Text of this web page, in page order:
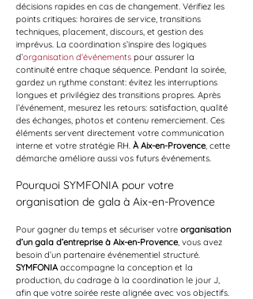
décisions rapides en cas de changement. Vérifiez les
points critiques: horaires de service, transitions
techniques, placement, discours, et gestion des
imprévus. La coordination s’inspire des logiques
d’organisation d'événements pour assurer la
continuité entre chaque séquence. Pendant la soirée,
gardez un rythme constant: évitez les interruptions
longues et privilégiez des transitions propres. Après
l’événement, mesurez les retours: satisfaction, qualité
des échanges, photos et contenu remerciement. Ces
éléments servent directement votre communication
interne et votre stratégie RH. À Aix-en-Provence, cette
démarche améliore aussi vos futurs événements.
Pourquoi SYMFONIA pour votre
organisation de gala à Aix-en-Provence
Pour gagner du temps et sécuriser votre organisation
d’un gala d’entreprise à Aix-en-Provence, vous avez
besoin d’un partenaire événementiel structuré.
SYMFONIA accompagne la conception et la
production, du cadrage à la coordination le jour J,
afin que votre soirée reste alignée avec vos objectifs.